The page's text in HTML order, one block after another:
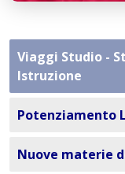
Viaggi Studio -
Istruzione
Potenziamento
Nuove materie